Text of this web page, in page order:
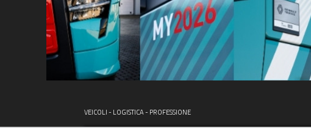
VEICOLI - LOGISTICA - PROFESSIONE